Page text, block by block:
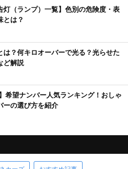
灯（ランプ）一覧】色別の危険度・表
とは？
は？何キロオーバーで光る？光らせた
ど解説
希望ナンバー人気ランキング！おしゃ
ーの選び方を紹介